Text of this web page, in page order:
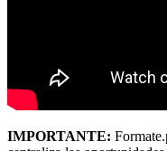
IMPORTANTE: